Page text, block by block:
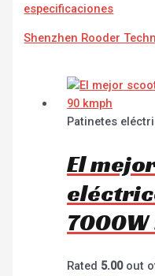
especificaciones
Shenzhen Rooder
Patinetes
El
7000W
Rated 5.00out